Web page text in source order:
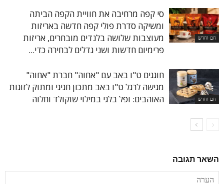
חם וחדש
סי קפה מרחיבה את חוויית הקפה הביתה
ומשיקה סדרת פולי קפה חדשה באריזות
מעוצבות שלושה בלנדים מובחרים, אריזות
פרימיום חדשות ושני גדלים לבחירה כדי...
חם וחדש
חוגגים ט"ו באב עם "אחוה" חברת "אחוה"
מגישה לרגל ט"ו באב מתכון חגיגי ומתוק לזוגות
האוהבים: ופל בלגי במילוי שוקולד וחלוה
השאר תגובה